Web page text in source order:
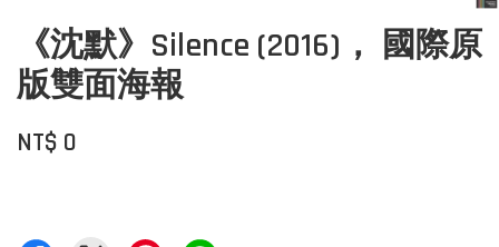
《沈默》Silence (2016)， 國際原
版雙面海報
NT$ 0